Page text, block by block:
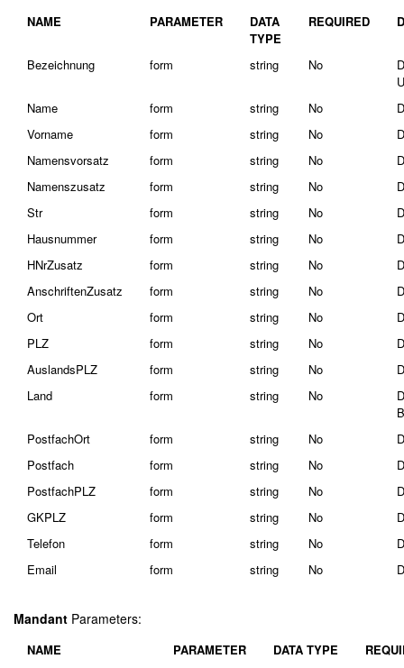
NAME PARAMETER
DATA
TYPE
REQUIRED
Bezeichnung form string No
Name
form string No
Vorname
form string No
Namensvorsatz
form string No
Namenszusatz
form string No
Str
form string No
Hausnummer
form string No
HNrZusatz
form string No
AnschriftenZusatz
form string No
Ort
form string No
PLZ
form string No
AuslandsPLZ
form string No
Land
form string No
PostfachOrt
form string No
Postfach
form string No
PostfachPLZ
form string No
GKPLZ
form string No
Telefon
form string No
Email
form string No
Mandant Parameters:
NAME PARAMETER DATA TYPE